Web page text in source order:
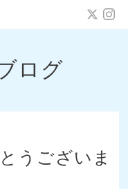
ログ
うございま